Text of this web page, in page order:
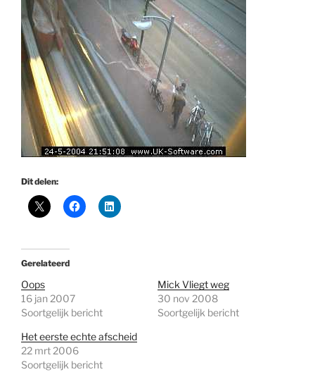
Dit delen:
Gerelateerd
Oops
16 jan 2007
Soortgelijk bericht
Mick Vliegt weg
30 nov 2008
Soortgelijk bericht
Het eerste echte afscheid
22 mrt 2006
Soortgelijk bericht